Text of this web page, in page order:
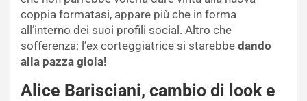
coppia formatasi, appare più che in forma
all’interno dei suoi profili social. Altro che
sofferenza: l’ex corteggiatrice si starebbe dando
alla pazza gioia!
Alice Barisciani, cambio di look e